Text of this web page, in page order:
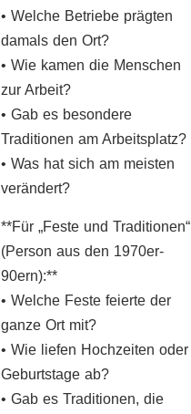
• Welche Betriebe prägten
damals den Ort?
• Wie kamen die Menschen
zur Arbeit?
• Gab es besondere
Traditionen am Arbeitsplatz?
• Was hat sich am meisten
verändert?
**Für „Feste und Traditionen“
(Person aus den 1970er-
90ern):**
• Welche Feste feierte der
ganze Ort mit?
• Wie liefen Hochzeiten oder
Geburtstage ab?
• Gab es Traditionen, die